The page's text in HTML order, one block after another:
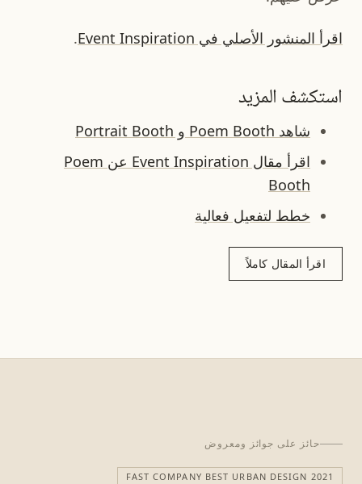
اقرأ المنشور الأصلي في Event Inspiration .
استكشف المزيد
شاهد Poem Booth و Portrait Booth
اقرأ مقال Event Inspiration عن Poem
Booth
خطط لتفعيل فعالية
اقرأ المقال كاملاً
حائز على جوائز ومعروض
FAST COMPANY BEST URBAN DESIGN 2021